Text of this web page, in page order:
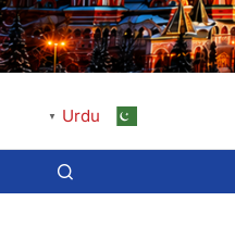
Urdu
▼